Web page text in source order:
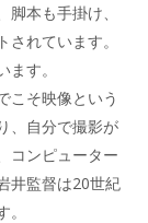
本も手掛け、
れています。
す。
こそ映像という
、自分で撮影が
コンピューター
井監督は20世紀